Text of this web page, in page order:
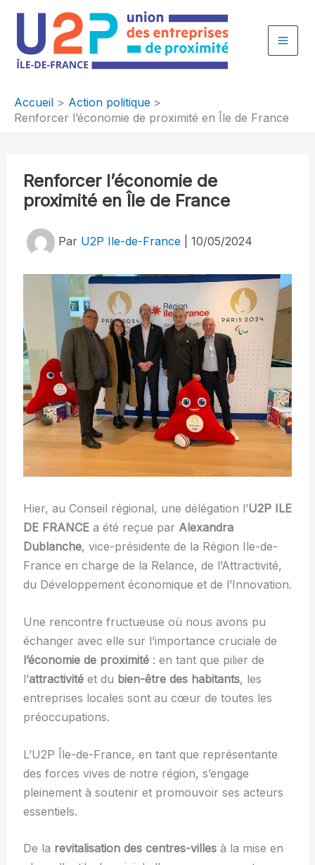
contenu
Accueil
Action politique
Renforcer l’économie de proximité en Île de France
Renforcer l’économie de
proximité en Île de France
Par U2P Ile-de-France 10/05/2024
Hier, au Conseil régional, une délégation l’U2P ILE
DE FRANCEa été reçue par Alexandra
Dublanche, vice-présidente de la Région Ile-de-
France en charge de la Relance, de l’Attractivité,
du Développement économique et de l’Innovation.
Une rencontre fructueuse où nous avons pu
échanger avec elle sur l’importance cruciale de
l’économie de proximité: en tant que pilier de
l’attractivitéet du bien-être des habitants, les
entreprises locales sont au cœur de toutes les
préoccupations.
L’U2P Île-de-France, en tant que représentante
des forces vives de notre région, s’engage
pleinement à soutenir et promouvoir ses acteurs
essentiels.
De la revitalisation des centres-villesà la mise en